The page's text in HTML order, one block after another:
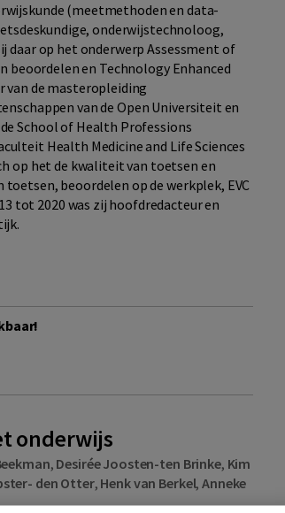
(meetmethoden en data-
onderwijstechnoloog,
daar op het onderwerp Assessment of
beoordelen en Technology Enhanced
van de masteropleiding
van de Open Universiteit en
School of Health Professions
Health Medicine and Life Sciences
op het de kwaliteit van toetsen en
beoordelen op de werkplek, EVC
tot 2020 was zij hoofdredacteur en
onderwijs
, Desirée Joosten-ten Brinke, Kim
den Otter, Henk van Berkel,Anneke